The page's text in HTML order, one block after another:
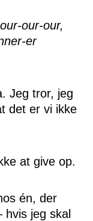
our-our,
er
Jeg tror, jeg
det er vi ikke
at give op.
én, der
hvis jeg skal